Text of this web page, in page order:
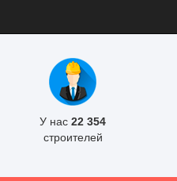
У нас 22 354
строителей